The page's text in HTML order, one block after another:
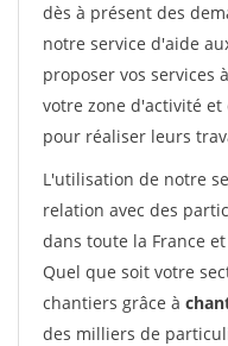
dès à présent des
notre service d'aide
proposer vos services
votre zone d'activité
pour réaliser leurs
L'utilisation de notre
relation avec des
dans toute la France
Quel que soit votre
chantiers grâce à
des milliers de